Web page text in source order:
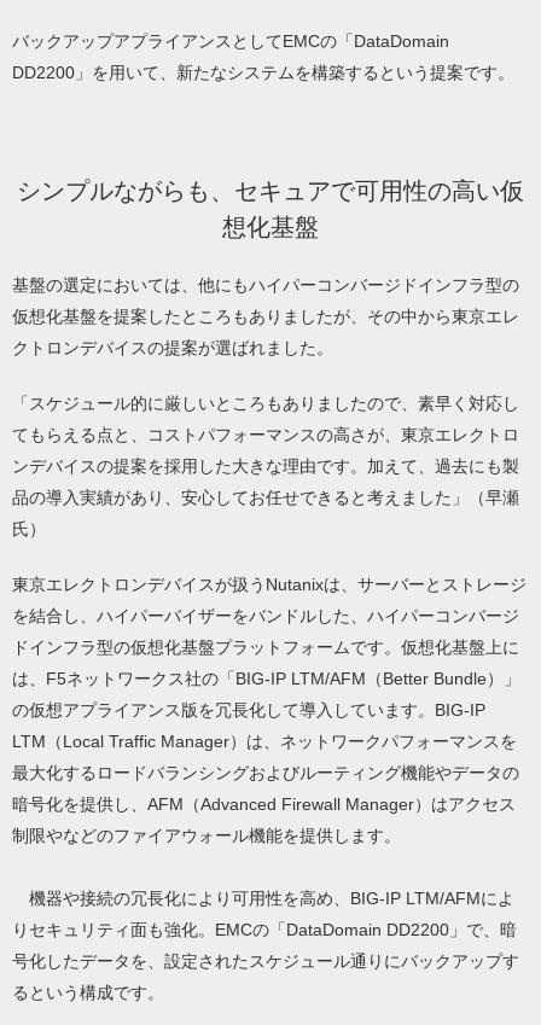
バックアップアプライアンスとしてEMCの「DataDomain
DD2200」を用いて、新たなシステムを構築するという提案です。
シンプルながらも、セキュアで可用性の高い仮
想化基盤
基盤の選定においては、他にもハイパーコンバージドインフラ型の
仮想化基盤を提案したところもありましたが、その中から東京エレ
クトロンデバイスの提案が選ばれました。
「スケジュール的に厳しいところもありましたので、素早く対応し
てもらえる点と、コストパフォーマンスの高さが、東京エレクトロ
ンデバイスの提案を採用した大きな理由です。加えて、過去にも製
品の導入実績があり、安心してお任せできると考えました」（早瀬
氏）
東京エレクトロンデバイスが扱うNutanixは、サーバーとストレージ
を結合し、ハイパーバイザーをバンドルした、ハイパーコンバージ
ドインフラ型の仮想化基盤プラットフォームです。仮想化基盤上に
は、F5ネットワークス社の「BIG-IP LTM/AFM（Better Bundle）」
の仮想アプライアンス版を冗長化して導入しています。BIG-IP
LTM（Local Traffic Manager）は、ネットワークパフォーマンスを
最大化するロードバランシングおよびルーティング機能やデータの
暗号化を提供し、AFM（Advanced Firewall Manager）はアクセス
制限やなどのファイアウォール機能を提供します。
機器や接続の冗長化により可用性を高め、BIG-IP LTM/AFMによ
りセキュリティ面も強化。EMCの「DataDomain DD2200」で、暗
号化したデータを、設定されたスケジュール通りにバックアップす
るという構成です。